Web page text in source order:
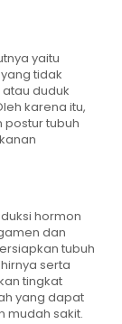
yaitu
tidak
duduk
karena itu,
postur tubuh
hormon
dan
tubuh
serta
tingkat
yang dapat
mudah sakit.